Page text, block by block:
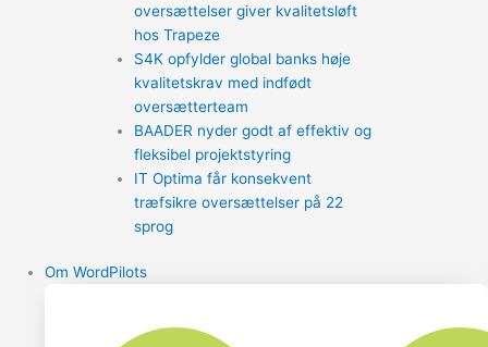
oversættelser giver kvalitetsløft
hos Trapeze
S4K opfylder global banks høje
kvalitetskrav med indfødt
oversætterteam
BAADER nyder godt af effektiv og
fleksibel projektstyring
IT Optima får konsekvent
træfsikre oversættelser på 22
sprog
Om WordPilots